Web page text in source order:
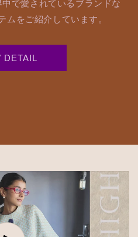
で愛されているブランドな
ムをご紹介しています。
DETAIL